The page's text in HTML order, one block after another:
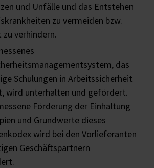
und Unfälle und das Entstehen
zu vermeiden bzw.
verhindern.
das
Schulungen in Arbeitssicherheit
wird unterhalten und gefördert.
Förderung der Einhaltung
und Grundwerte dieses
wird bei den Vorlieferanten
Geschäftspartnern